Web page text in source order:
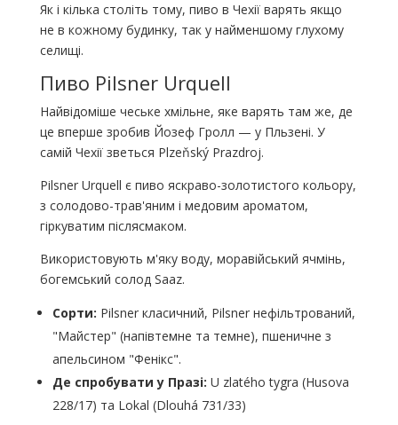
Як і кілька століть тому, пиво в Чехії варять якщо
не в кожному будинку, так у найменшому глухому
селищі.
Пиво Pilsner Urquell
Найвідоміше чеське хмільне, яке варять там же, де
це вперше зробив Йозеф Гролл — у Пльзені. У
самій Чехії зветься Plzeňský Prazdroj.
Pilsner Urquell є пиво яскраво-золотистого кольору,
з солодово-трав'яним і медовим ароматом,
гіркуватим післясмаком.
Використовують м'яку воду, моравійський ячмінь,
богемський солод Saaz.
Сорти: Pilsner класичний, Pilsner нефільтрований,
"Майстер" (напівтемне та темне), пшеничне з
апельсином "Фенікс".
Де спробувати у Празі: U zlatého tygra (Husova
228/17) та Lokal (Dlouhá 731/33)